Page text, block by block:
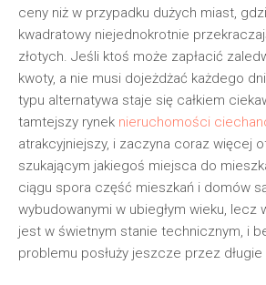
ceny niż w przypadku dużych miast,
kwadratowy niejednokrotnie
złotych. Jeśli ktoś może zapłacić
kwoty, a nie musi dojeżdżać każdego
typu alternatywa staje się całkiem
tamtejszy rynek nieruchomości
atrakcyjniejszy, i zaczyna coraz więcej
szukającym jakiegoś miejsca do
ciągu spora część mieszkań i domów
wybudowanymi w ubiegłym wieku, lecz
jest w świetnym stanie technicznym, i
problemu posłuży jeszcze przez długie